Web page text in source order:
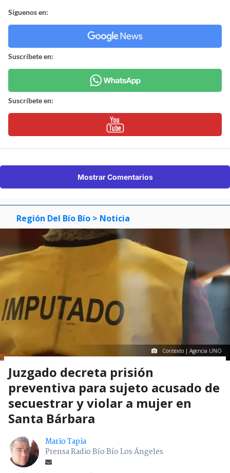
Síguenos en:
Suscríbete en:
Suscríbete en:
Mostrar Comentarios
Región Del Bío Bío > Noticia
Contexto | Agencia UNO
Juzgado decreta prisión
preventiva para sujeto acusado de
secuestrar y violar a mujer en
Santa Bárbara
Mario Tapia
Prensa Radio Bío Bío Los Ángeles